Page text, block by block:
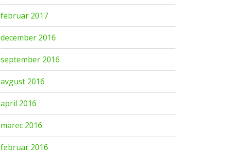
februar 2017
december 2016
september 2016
avgust 2016
april 2016
marec 2016
februar 2016